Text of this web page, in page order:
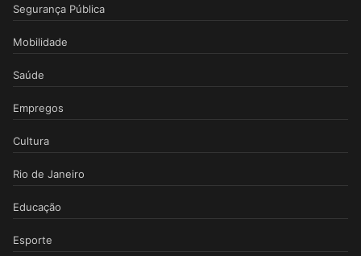
Segurança Pública
Mobilidade
Saúde
Empregos
Cultura
Rio de Janeiro
Educação
Esporte